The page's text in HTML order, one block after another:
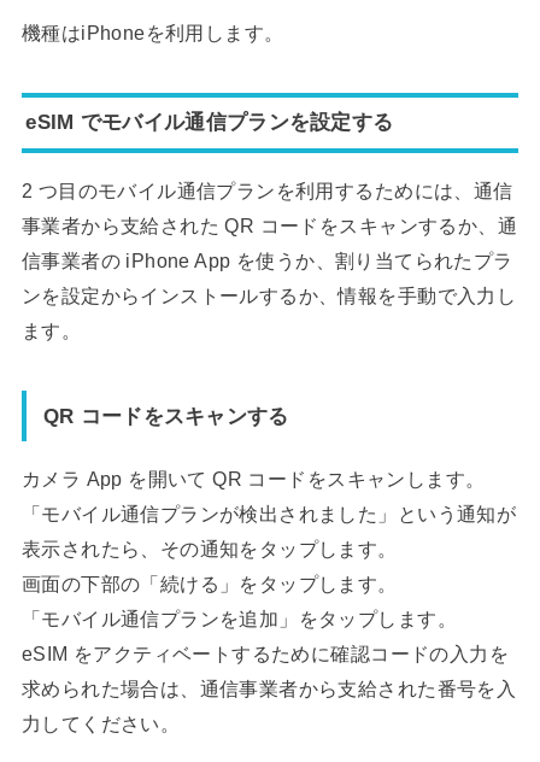
機種はiPhoneを利用します。
eSIM でモバイル通信プランを設定する
2 つ目のモバイル通信プランを利用するためには、通信
事業者から支給された QR コードをスキャンするか、通
信事業者の iPhone App を使うか、割り当てられたプラ
ンを設定からインストールするか、情報を手動で入力し
ます。
QR コードをスキャンする
カメラ App を開いて QR コードをスキャンします。
「モバイル通信プランが検出されました」という通知が
表示されたら、その通知をタップします。
画面の下部の「続ける」をタップします。
「モバイル通信プランを追加」をタップします。
eSIM をアクティベートするために確認コードの入力を
求められた場合は、通信事業者から支給された番号を入
力してください。